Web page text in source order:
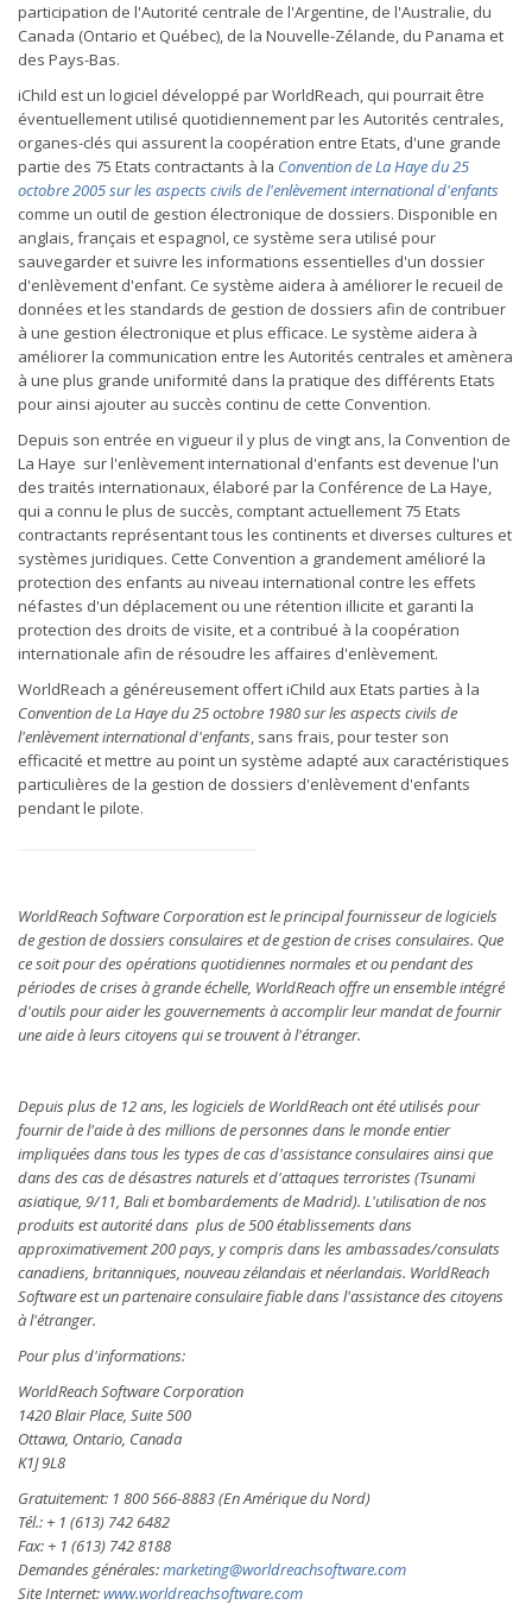
participation de l'Autorité centrale de l'Argentine, de l'Australie, du
Canada (Ontario et Québec), de la Nouvelle-Zélande, du Panama et
des Pays-Bas.
iChild est un logiciel développé par WorldReach, qui pourrait être
éventuellement utilisé quotidiennement par les Autorités centrales,
organes-clés qui assurent la coopération entre Etats, d'une grande
partie des 75 Etats contractants à la Convention de La Haye du 25
octobre 2005 sur les aspects civils de l'enlèvement international d'enfants
comme un outil de gestion électronique de dossiers. Disponible en
anglais, français et espagnol, ce système sera utilisé pour
sauvegarder et suivre les informations essentielles d'un dossier
d'enlèvement d'enfant. Ce système aidera à améliorer le recueil de
données et les standards de gestion de dossiers afin de contribuer
à une gestion électronique et plus efficace. Le système aidera à
améliorer la communication entre les Autorités centrales et amènera
à une plus grande uniformité dans la pratique des différents Etats
pour ainsi ajouter au succès continu de cette Convention.
Depuis son entrée en vigueur il y plus de vingt ans, la Convention de
La Haye sur l'enlèvement international d'enfants est devenue l'un
des traités internationaux, élaboré par la Conférence de La Haye,
qui a connu le plus de succès, comptant actuellement 75 Etats
contractants représentant tous les continents et diverses cultures et
systèmes juridiques. Cette Convention a grandement amélioré la
protection des enfants au niveau international contre les effets
néfastes d'un déplacement ou une rétention illicite et garanti la
protection des droits de visite, et a contribué à la coopération
internationale afin de résoudre les affaires d'enlèvement.
WorldReach a généreusement offert iChild aux Etats parties à la
Convention de La Haye du 25 octobre 1980 sur les aspects civils de
l'enlèvement international d'enfants, sans frais, pour tester son
efficacité et mettre au point un système adapté aux caractéristiques
particulières de la gestion de dossiers d'enlèvement d'enfants
pendant le pilote.
WorldReach Software Corporation est le principal fournisseur de logiciels
de gestion de dossiers consulaires et de gestion de crises consulaires. Que
ce soit pour des opérations quotidiennes normales et ou pendant des
périodes de crises à grande échelle, WorldReach offre un ensemble intégré
d'outils pour aider les gouvernements à accomplir leur mandat de fournir
une aide à leurs citoyens qui se trouvent à l'étranger.
Depuis plus de 12 ans, les logiciels de WorldReach ont été utilisés pour
fournir de l'aide à des millions de personnes dans le monde entier
impliquées dans tous les types de cas d'assistance consulaires ainsi que
dans des cas de désastres naturels et d'attaques terroristes (Tsunami
asiatique, 9/11, Bali et bombardements de Madrid). L'utilisation de nos
produits est autorité dans plus de 500 établissements dans
approximativement 200 pays, y compris dans les ambassades/consulats
canadiens, britanniques, nouveau zélandais et néerlandais. WorldReach
Software est un partenaire consulaire fiable dans l'assistance des citoyens
à l'étranger.
Pour plus d'informations:
WorldReach Software Corporation
1420 Blair Place, Suite 500
Ottawa, Ontario, Canada
K1J 9L8
Gratuitement: 1 800 566-8883 (En Amérique du Nord)
Tél.: + 1 (613) 742 6482
Fax: + 1 (613) 742 8188
Demandes générales:marketing@worldreachsoftware.com
Site Internet:www.worldreachsoftware.com